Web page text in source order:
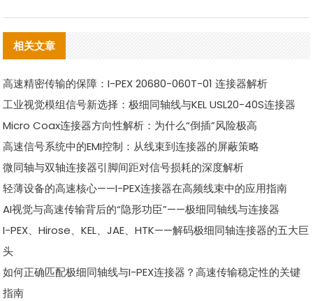
相关文章
高速精密传输的保障：I-PEX 20680-060T-01 连接器解析
工业视觉模组信号新选择：极细同轴线与KEL USL20-40S连接器
Micro Coax连接器方向性解析：为什么“倒插”风险极高
高速信号系统中的EMI控制：从线束到连接器的屏蔽策略
微同轴与双轴连接器引脚间距对信号损耗的深度解析
轻薄设备的高速核心——I-PEX连接器在高频线束中的应用指南
AI视觉与高速传输背后的“隐形功臣”——极细同轴线与连接器
I-PEX、Hirose、KEL、JAE、HTK——解码极细同轴连接器的五大巨
头
如何正确匹配极细同轴线与I-PEX连接器？高速传输稳定性的关键
指南